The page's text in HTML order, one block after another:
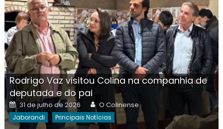
Rodrigo Vaz visitou Colina na companhia de
deputada e do pai
Posted
on
31 de julho de 2026 Author
O Colinense
Jaborandi Principais Notícias